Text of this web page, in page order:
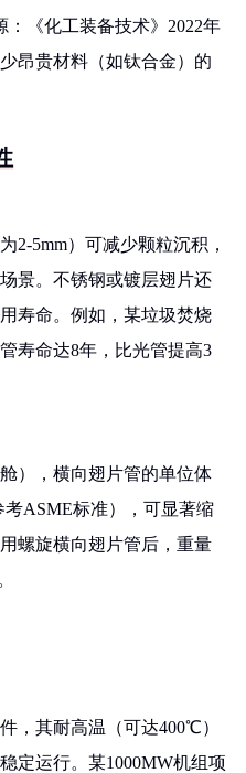
：《化工装备技术》2022年
昂贵材料（如钛合金）的
2-5mm）可减少颗粒沉积，
景。不锈钢或镀层翅片还
寿命。例如，某垃圾焚烧
寿命达8年，比光管提高3
），横向翅片管的单位体
ASME标准），可显著缩
螺旋横向翅片管后，重量
，其耐高温（可达400℃）
定运行。某1000MW机组项